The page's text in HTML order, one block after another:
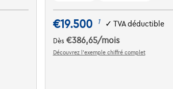
€19.500 1 ✓ TVA déductible
Dès €386,65/mois
Découvrez l’exemple chiffré complet